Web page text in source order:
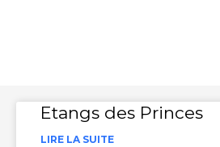
Etangs des Princes
LIRE LA SUITE